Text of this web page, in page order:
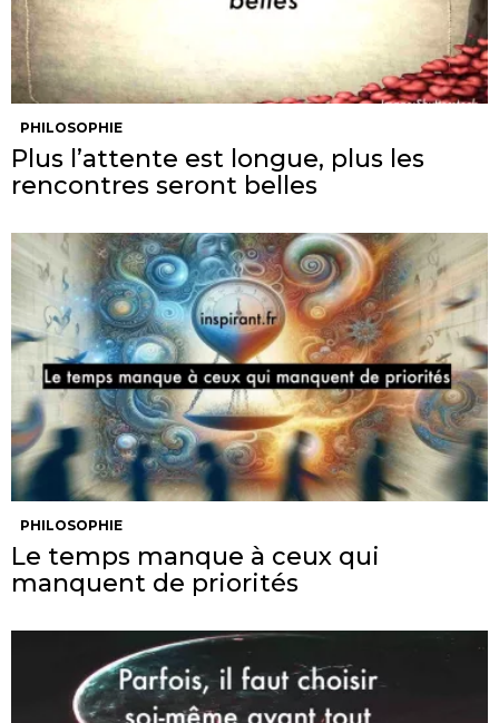
PHILOSOPHIE
Plus l’attente est longue, plus les
rencontres seront belles
PHILOSOPHIE
Le temps manque à ceux qui
manquent de priorités